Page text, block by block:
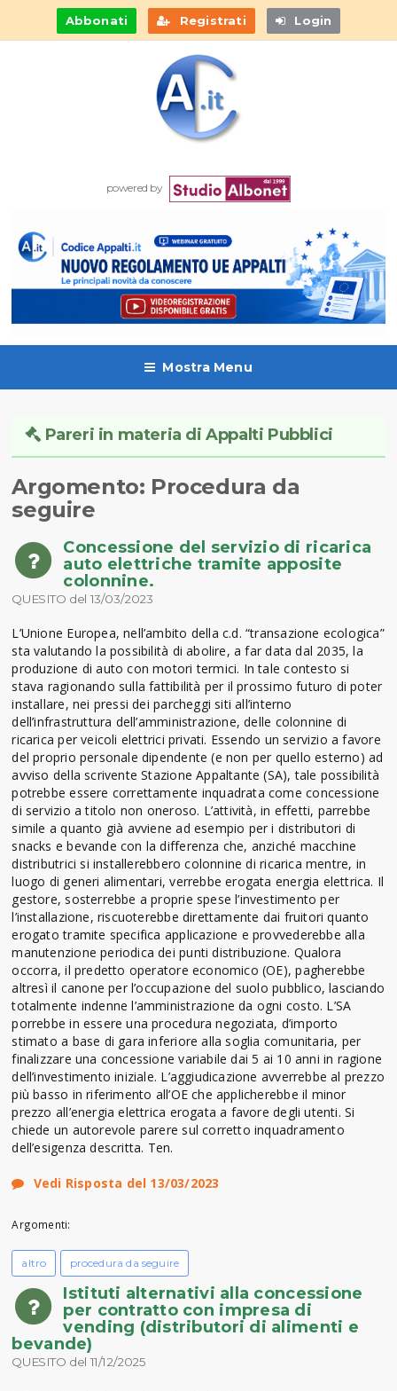
Abbonati Registrati Login
powered by
Mostra Menu
Pareri in materia di Appalti Pubblici
Argomento: Procedura da
seguire
Concessione del servizio di ricarica
auto elettriche tramite apposite
colonnine.
QUESITO del 13/03/2023
L’Unione Europea, nell’ambito della c.d. “transazione ecologica”
sta valutando la possibilità di abolire, a far data dal 2035, la
produzione di auto con motori termici. In tale contesto si
stava ragionando sulla fattibilità per il prossimo futuro di poter
installare, nei pressi dei parcheggi siti all’interno
dell’infrastruttura dell’amministrazione, delle colonnine di
ricarica per veicoli elettrici privati. Essendo un servizio a favore
del proprio personale dipendente (e non per quello esterno) ad
avviso della scrivente Stazione Appaltante (SA), tale possibilità
potrebbe essere correttamente inquadrata come concessione
di servizio a titolo non oneroso. L’attività, in effetti, parrebbe
simile a quanto già avviene ad esempio per i distributori di
snacks e bevande con la differenza che, anziché macchine
distributrici si installerebbero colonnine di ricarica mentre, in
luogo di generi alimentari, verrebbe erogata energia elettrica. Il
gestore, sosterrebbe a proprie spese l’investimento per
l’installazione, riscuoterebbe direttamente dai fruitori quanto
erogato tramite specifica applicazione e provvederebbe alla
manutenzione periodica dei punti distribuzione. Qualora
occorra, il predetto operatore economico (OE), pagherebbe
altresì il canone per l’occupazione del suolo pubblico, lasciando
totalmente indenne l’amministrazione da ogni costo. L’SA
porrebbe in essere una procedura negoziata, d’importo
stimato a base di gara inferiore alla soglia comunitaria, per
finalizzare una concessione variabile dai 5 ai 10 anni in ragione
dell’investimento iniziale. L’aggiudicazione avverrebbe al prezzo
più basso in riferimento all’OE che applicherebbe il minor
prezzo all’energia elettrica erogata a favore degli utenti. Si
chiede un autorevole parere sul corretto inquadramento
dell’esigenza descritta. Ten.
Vedi Risposta del 13/03/2023
Argomenti:
altro procedura da seguire
Istituti alternativi alla concessione
per contratto con impresa di
vending (distributori di alimenti e
bevande)
QUESITO del 11/12/2025